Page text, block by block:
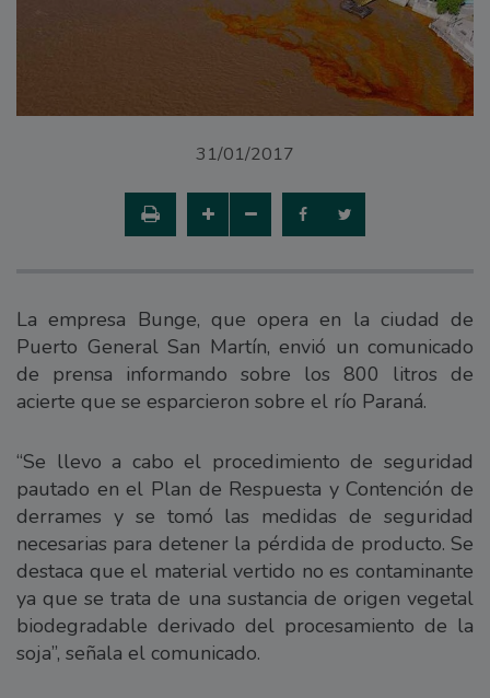
31/01/2017
La empresa Bunge, que opera en la ciudad de
Puerto General San Martín, envió un comunicado
de prensa informando sobre los 800 litros de
acierte que se esparcieron sobre el río Paraná.
“Se llevo a cabo el procedimiento de seguridad
pautado en el Plan de Respuesta y Contención de
derrames y se tomó las medidas de seguridad
necesarias para detener la pérdida de producto. Se
destaca que el material vertido no es contaminante
ya que se trata de una sustancia de origen vegetal
biodegradable derivado del procesamiento de la
soja”, señala el comunicado.